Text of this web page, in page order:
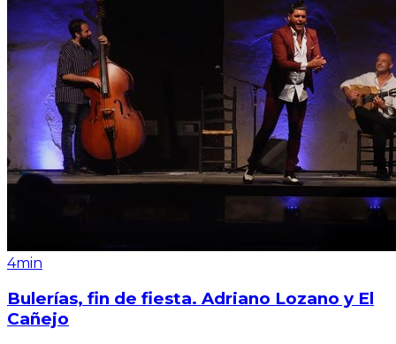
4min
Bulerías, fin de fiesta. Adriano Lozano y El
Cañejo